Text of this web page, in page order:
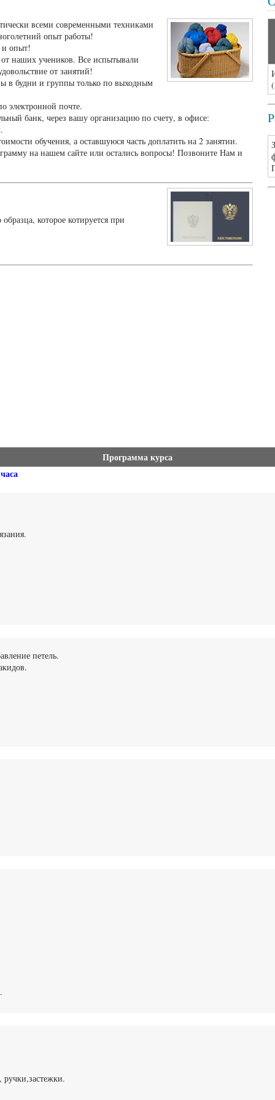
всеми современными техниками
опыт работы!
и опыт!
наших учеников. Все испытывали
от занятий!
в будни и группы только по выходным
электронной почте.
банк, через вашу организацию по счету, в офисе:
обучения, а оставшуюся часть доплатить на 2 занятии.
на нашем сайте или остались вопросы! Позвоните Нам и
которое котируется при
Программа курса
петель.